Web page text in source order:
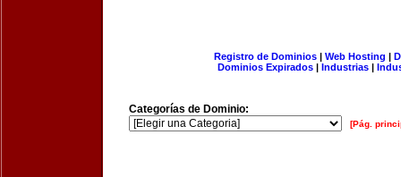
Registro de Dominios| Web Hosting |
Dominios Expirados | Industrias |
Categorías de Dominio:
[Pág.